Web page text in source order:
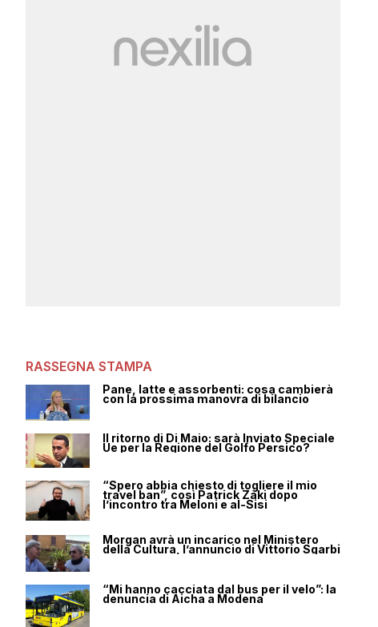
RASSEGNA STAMPA
Pane, latte e assorbenti: cosa cambierà
con la prossima manovra di bilancio
Il ritorno di Di Maio: sarà Inviato Speciale
Ue per la Regione del Golfo Persico?
“Spero abbia chiesto di togliere il mio
travel ban”, così Patrick Zaki dopo
l’incontro tra Meloni e al-Sisi
Morgan avrà un incarico nel Ministero
della Cultura, l’annuncio di Vittorio Sgarbi
“Mi hanno cacciata dal bus per il velo”: la
denuncia di Aicha a Modena